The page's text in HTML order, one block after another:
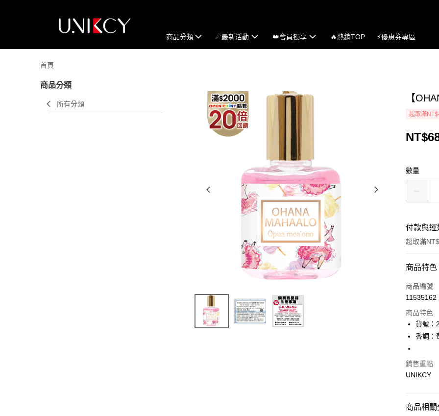
商品分類 ☄最新活動 👑會員獨享 🔥熱銷TOP ⚡優惠券專區
首頁
商品分類
所有分類
【
超取滿
數量
付款與運
超取滿
付款方式
icash Pay
超商取貨
LINE Pay
街口支付
Google
商品特色
商品編號
11535162
商品特色
貨號：
香調：
銷售重點
UNIKCY
商品相關